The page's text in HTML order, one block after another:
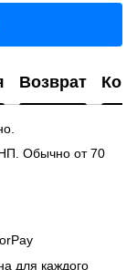
Возврат
Обычно от 70
для каждого